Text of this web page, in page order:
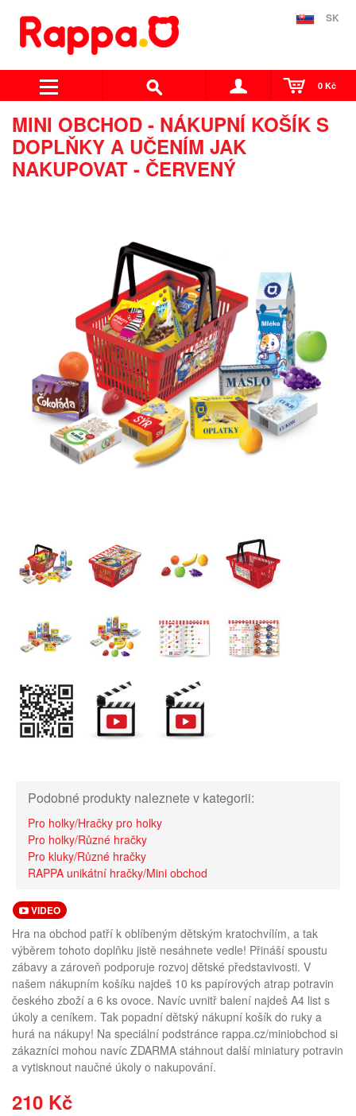
SK
0 Kč
MINI OBCHOD - NÁKUPNÍ KOŠÍK S
DOPLŇKY A UČENÍM JAK
NAKUPOVAT - ČERVENÝ
Podobné produkty naleznete v kategorii:
Pro holky/Hračky pro holky
Pro holky/Různé hračky
Pro kluky/Různé hračky
RAPPA unikátní hračky/Mini obchod
VIDEO
Hra na obchod patří k oblíbeným dětským kratochvílím, a tak
výběrem tohoto doplňku jistě nesáhnete vedle! Přináší spoustu
zábavy a zároveň podporuje rozvoj dětské představivosti. V
našem nákupním košíku najdeš 10 ks papírových atrap potravin
českého zboží a 6 ks ovoce. Navíc uvnitř balení najdeš A4 list s
úkoly a ceníkem. Tak popadní dětský nákupní košík do ruky a
hurá na nákupy! Na speciální podstránce rappa.cz/miniobchod si
zákazníci mohou navíc ZDARMA stáhnout další miniatury potravin
a vytisknout naučné úkoly o nakupování.
210 Kč